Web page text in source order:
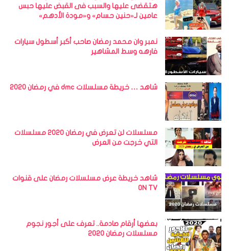
هتقضى عليها والسبب فى القبض عليها حبس
عامين لـ«حنين حسام» و«مودة الأدهم»
نمبر وان محمد رمضان صاحب أكبر أسطول سيارات
فارهه وسط المشاهير
شاهد … خريطة مسلسلات dmc في رمضان 2020
مسلسلات لن تعرض في رمضان 2020 مسلسلات
التي خرجت من العرض
شاهد خريطة عرض مسلسلات رمضان على قنوات
ON TV
بعضها أرقام صادمة.. تعرف على أجور نجوم
مسلسلات رمضان 2020